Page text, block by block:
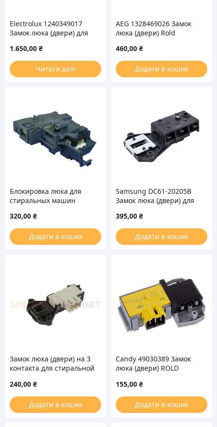
Electrolux 1240349017
Замок люка (двери) для
1.650,00 ₴
Читати далі
AEG 1328469026 Замок
люка (двери) Rold
машины
460,00 ₴
Додати в кошик
Блокировка люка для
стиральных машин
320,00 ₴
Додати в кошик
Samsung DC61-20205B
Замок люка (двери) для
395,00 ₴
Додати в кошик
Замок люка (двери) на 3
контакта для стиральной
240,00 ₴
Додати в кошик
Candy 49030389 Замок
люка (двери) ROLD
машины
155,00 ₴
Додати в кошик